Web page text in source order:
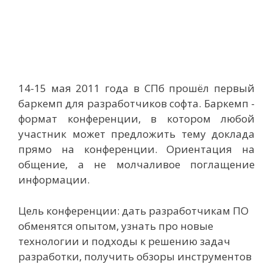
14-15 мая 2011 года в СПб прошёл первый
баркемп для разработчиков софта. Баркемп -
формат конференции, в котором любой
участник может предложить тему доклада
прямо на конференции. Ориентация на
общение, а не молчаливое поглащение
информации.
Цель конференции: дать разработчикам ПО
обменятся опытом, узнать про новые
технологии и подходы к решению задач
разработки, получить обзоры инструментов